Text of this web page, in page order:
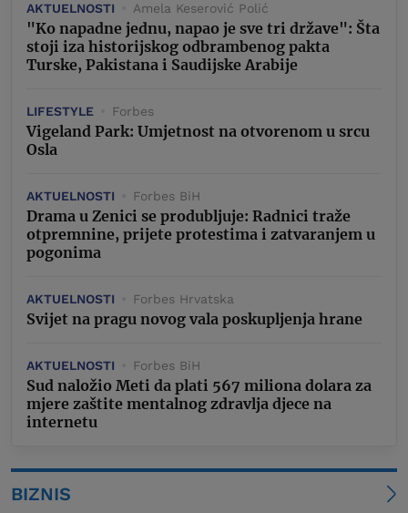
AKTUELNOSTI Amela Keserović Polić
"Ko napadne jednu, napao je sve tri države": Šta
stoji iza historijskog odbrambenog pakta
Turske, Pakistana i Saudijske Arabije
LIFESTYLE Forbes
Vigeland Park: Umjetnost na otvorenom u srcu
Osla
AKTUELNOSTI Forbes BiH
Drama u Zenici se produbljuje: Radnici traže
otpremnine, prijete protestima i zatvaranjem u
pogonima
AKTUELNOSTI Forbes Hrvatska
Svijet na pragu novog vala poskupljenja hrane
AKTUELNOSTI Forbes BiH
Sud naložio Meti da plati 567 miliona dolara za
mjere zaštite mentalnog zdravlja djece na
internetu
BIZNIS